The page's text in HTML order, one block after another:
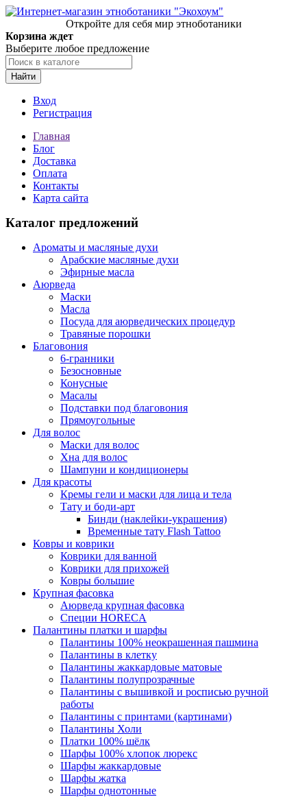
Откройте для себя мир этноботаники
Корзина ждет
Выберите любое предложение
Найти
Вход
Регистрация
Главная
Блог
Доставка
Оплата
Контакты
Карта сайта
Каталог предложений
Ароматы и масляные духи
Арабские масляные духи
Эфирные масла
Аюрведа
Маски
Масла
Посуда для аюрведических процедур
Травяные порошки
Благовония
6-гранники
Безосновные
Конусные
Масалы
Подставки под благовония
Прямоугольные
Для волос
Маски для волос
Хна для волос
Шампуни и кондиционеры
Для красоты
Кремы гели и маски для лица и тела
Тату и боди-арт
Бинди (наклейки-украшения)
Временные тату Flash Tattoo
Ковры и коврики
Коврики для ванной
Коврики для прихожей
Ковры большие
Крупная фасовка
Аюрведа крупная фасовка
Специи HORECA
Палантины платки и шарфы
Палантины 100% неокрашенная пашмина
Палантины в клетку
Палантины жаккардовые матовые
Палантины полупрозрачные
Палантины с вышивкой и росписью ручной
работы
Палантины с принтами (картинами)
Палантины Холи
Платки 100% шёлк
Шарфы 100% хлопок люрекс
Шарфы жаккардовые
Шарфы жатка
Шарфы однотонные